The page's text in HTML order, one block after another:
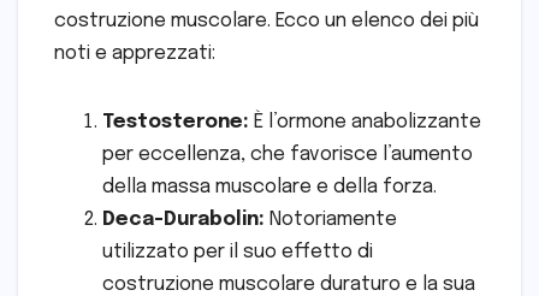
costruzione muscolare. Ecco un elenco dei più
noti e apprezzati:
Testosterone: È l’ormone anabolizzante
per eccellenza, che favorisce l’aumento
della massa muscolare e della forza.
Deca-Durabolin: Notoriamente
utilizzato per il suo effetto di
costruzione muscolare duraturo e la sua